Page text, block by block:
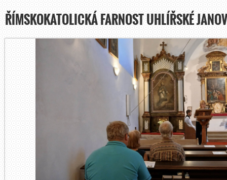
ŘÍMSKOKATOLICKÁ FARNOST UHLÍŘSKÉ